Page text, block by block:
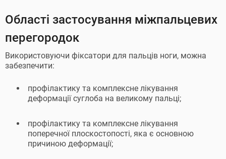
Області застосування міжпальцевих
перегородок
Використовуючи фіксатори для пальців ноги, можна
забезпечити:
профілактику та комплексне лікування
деформації суглоба на великому пальці;
профілактику та комплексне лікування
поперечної плоскостопості, яка є основною
причиною деформації;